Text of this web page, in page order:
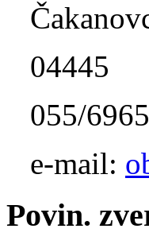
04445
055/
e-mail:
Povin.